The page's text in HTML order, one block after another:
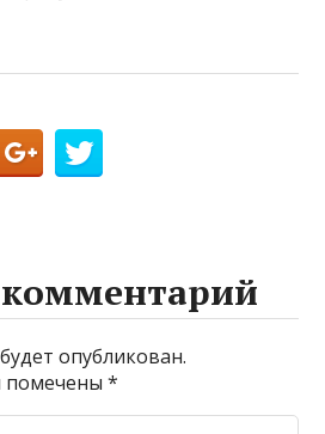
опубликован.
помечены*